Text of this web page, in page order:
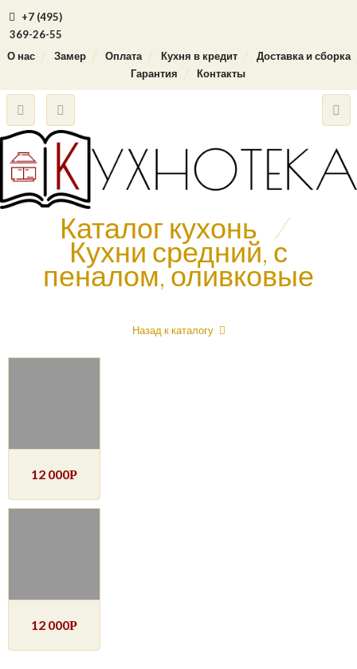
+7 (495)
369-26-55
О нас
Замер Оплата Кухня в кредит
Доставка и сборка
Гарантия
Контакты
Каталог кухонь /
Кухни средний, с
пеналом, оливковые
Назад к каталогу
12 000Р
12 000Р